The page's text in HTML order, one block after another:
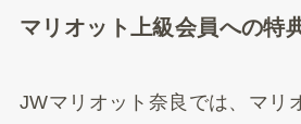
マリオット上級会員への特
JWマリオット奈良では、マリ